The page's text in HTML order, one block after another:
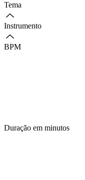
Tema
Instrumento
BPM
Duração em minutos